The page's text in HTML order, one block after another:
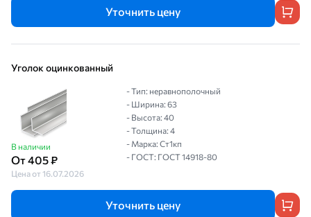
Уточнить цену
Уголок оцинкованный
В наличии
От 405 ₽
Цена от 16.07.2026
- Тип: неравнополочный
- Ширина: 63
- Высота: 40
- Толщина: 4
- Марка: Ст1кп
- ГОСТ: ГОСТ 14918-80
Уточнить цену